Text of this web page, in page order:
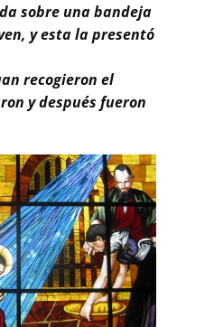
sobre una bandeja
y esta la presentó
recogieron el
y después fueron